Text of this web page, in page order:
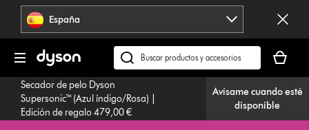
Omitir
navegación España
Buscar
en
dyson.es
cesta
está
vacía
Secador de pelo Dyson
Supersonic™ (Azul índigo/Rosa) |
Edición de regalo 479,00 €
Avísame cuando esté
disponible